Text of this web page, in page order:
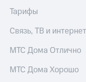
и услуги,
доступ
к геолокации
музыка,
Музыка
Тарифы
Связь, ТВ и интернет
МТС Дома Отлично
МТС Дома Хорошо